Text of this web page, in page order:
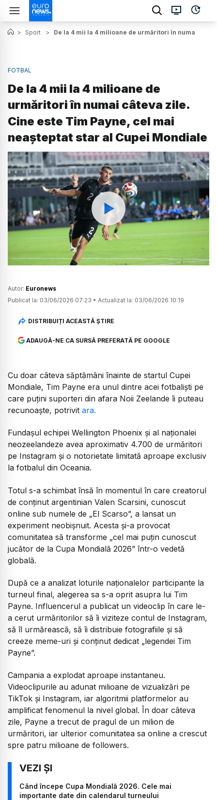
> Sport > De la 4 mii la 4 milioane de urmăritori în numai
FOTBAL
De la 4 mii la 4 milioane de
urmăritori în numai câteva zile.
Cine este Tim Payne, cel mai
neașteptat star al Cupei Mondiale
Watch
Autor: Euronews
Publicat la: 03/06/2026 07:23 • Actualizat la: 03/06/2026 10:19
DISTRIBUIȚI ACEASTĂ ȘTIRE
ADAUGĂ-NE CA SURSĂ PREFERATĂ PE GOOGLE
Cu doar câteva săptămâni înainte de startul Cupei
Mondiale, Tim Payne era unul dintre acei fotbaliști pe
care puțini suporteri din afara Noii Zeelande îi puteau
recunoaște, potrivit ara.
Fundașul echipei Wellington Phoenix și al naționalei
neozeelandeze avea aproximativ 4.700 de urmăritori
pe Instagram și o notorietate limitată aproape exclusiv
la fotbalul din Oceania.
Totul s-a schimbat însă în momentul în care creatorul
de conținut argentinian Valen Scarsini, cunoscut
online sub numele de „El Scarso”, a lansat un
experiment neobișnuit. Acesta și-a provocat
comunitatea să transforme „cel mai puțin cunoscut
jucător de la Cupa Mondială 2026” într-o vedetă
globală.
După ce a analizat loturile naționalelor participante la
turneul final, alegerea sa s-a oprit asupra lui Tim
Payne. Influencerul a publicat un videoclip în care le-
a cerut urmăritorilor să îi viziteze contul de Instagram,
să îl urmărească, să îi distribuie fotografiile și să
creeze meme-uri și conținut dedicat „legendei Tim
Payne”.
Campania a explodat aproape instantaneu.
Videoclipurile au adunat milioane de vizualizări pe
TikTok și Instagram, iar algoritmii platformelor au
amplificat fenomenul la nivel global. În doar câteva
zile, Payne a trecut de pragul de un milion de
urmăritori, iar ulterior comunitatea sa online a crescut
spre patru milioane de followers.
Când începe Cupa Mondială 2026. Cele mai
importante date din calendarul turneului